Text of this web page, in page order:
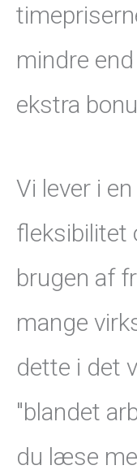
mindre
ekstra
Vi lever i
fleksibilitet
brugen af
mange
dette i det
"blandet
du læse